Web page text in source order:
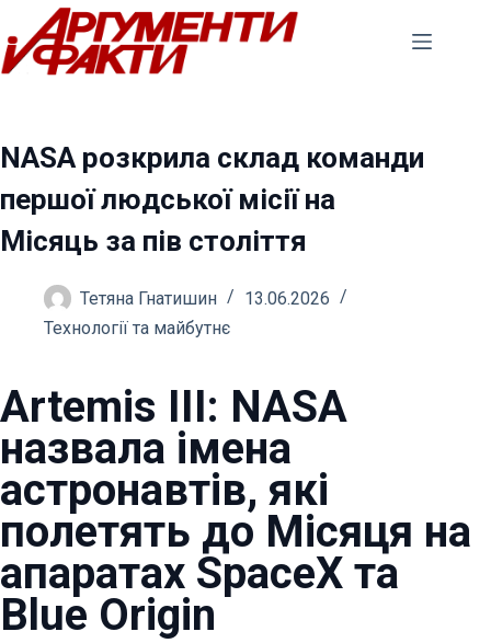
Перейти
до
вмісту
NASA розкрила склад команди
першої людської місії на
Місяць за пів століття
Тетяна Гнатишин
13.06.2026
Технології та майбутнє
Artemis III: NASA
назвала імена
астронавтів, які
полетять до Місяця на
апаратах SpaceX та
Blue Origin